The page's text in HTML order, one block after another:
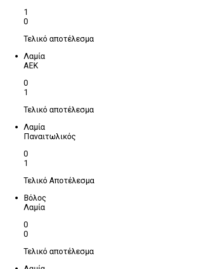
1
0
Τελικό αποτέλεσμα
Λαμία
ΑΕΚ
0
1
Τελικό αποτέλεσμα
Λαμία
Παναιτωλικός
0
1
Τελικό Αποτέλεσμα
Βόλος
Λαμία
0
0
Τελικό αποτέλεσμα